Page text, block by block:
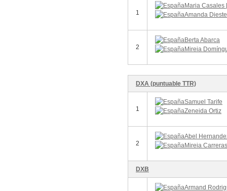
1
Maria Casales
Amanda Dieste
2
Berta Abarca
Mireia
DXA (puntuable TTR)
1
Samuel Tarife
Zeneida Ortiz
2
Abel
Mireia Carreras
DXB
Armand